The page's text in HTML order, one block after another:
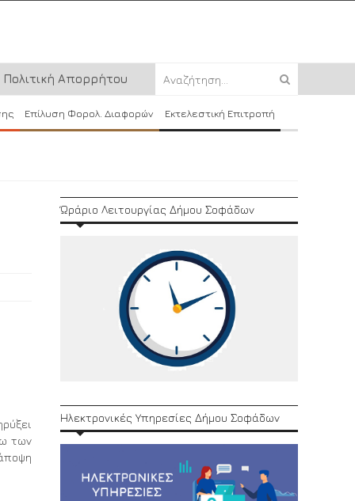
Πολιτική Απορρήτου
Επίλυση Φορολ. Διαφορών Εκτελεστική Επιτροπή
των
Ώράριο Λειτουργίας Δήμου Σοφάδων
Ηλεκτρονικές Υπηρεσίες Δήμου Σοφάδων